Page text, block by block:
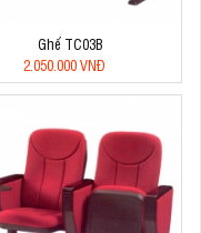
Ghế TC03B
2.050.000 VNĐ